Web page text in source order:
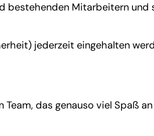
bestehenden Mitarbeitern und
jederzeit eingehalten
das genauso viel Spaß